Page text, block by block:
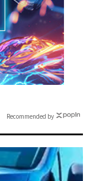
Recommended by